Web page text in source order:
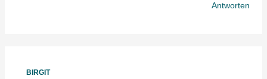
Antworten
BIRGIT